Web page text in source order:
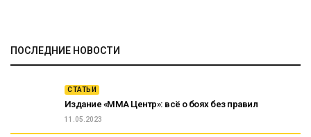
ПОСЛЕДНИЕ НОВОСТИ
СТАТЬИ
Издание «ММА Центр»: всё о боях без правил
11.05.2023